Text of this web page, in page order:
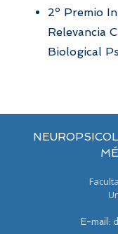
2º Premio
Relevancia
Biological
E-mail: